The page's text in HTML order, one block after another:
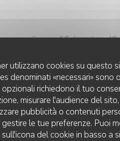
utilizzano cookies su questo
denominati «necessari»
richiedono il tuo
misurare l'audience del
pubblicità o contenuti
le tue preferenze. Puoi
del cookie in basso a
Servizio:5/5 Atmosfera:4/5
Servizio /5 Atmosfera 4
QUINDICI